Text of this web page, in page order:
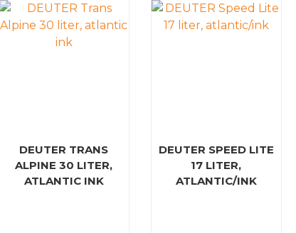
DEUTER TRANS
ALPINE 30 LITER,
ATLANTIC INK
DEUTER SPEED LITE
17 LITER,
ATLANTIC/INK